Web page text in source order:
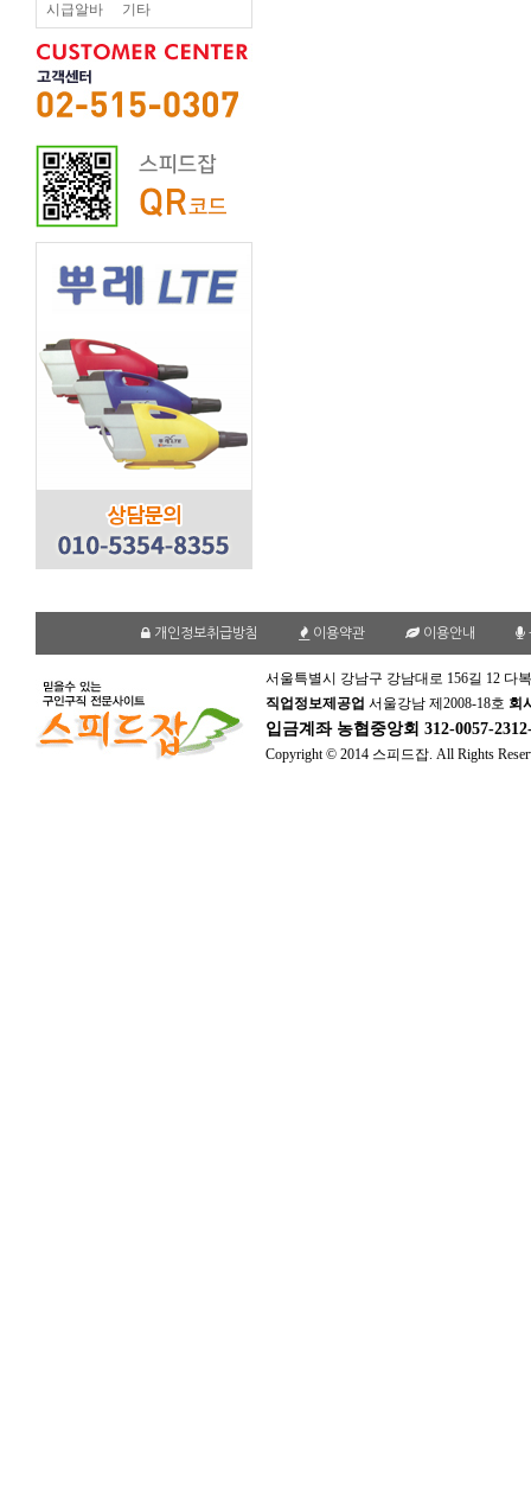
시급알바 기타
개인정보취급방침 이용약관 이용안내
서울특별시 강남구 강남대로 156길 12 다
직업정보제공업 서울강남 제2008-18호 회
입금계좌 농협중앙회 312-0057-
Copyright © 2014 스피드잡. All Rights